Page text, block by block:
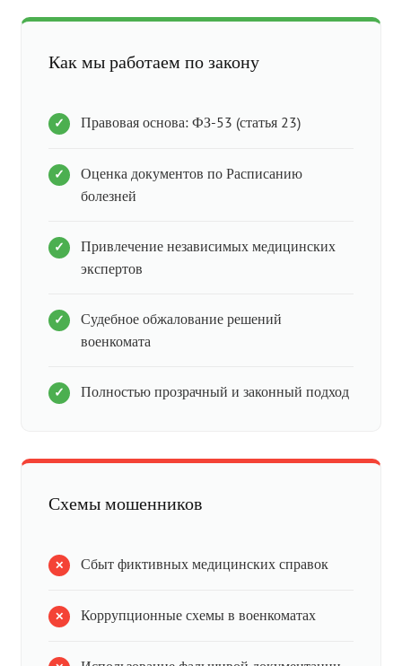
Как мы работаем по закону
Правовая основа: ФЗ-53 (статья 23)
Оценка документов по Расписанию
болезней
Привлечение независимых медицинских
экспертов
Судебное обжалование решений
военкомата
Полностью прозрачный и законный подход
Схемы мошенников
Сбыт фиктивных медицинских справок
Коррупционные схемы в военкоматах